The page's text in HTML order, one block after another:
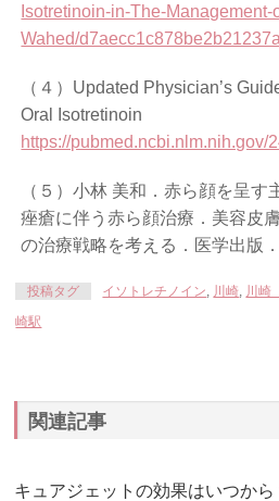
Isotretinoin-in-The-Management-
Wahed/
（４）Updated Physician’s
Oral Isotretinoin
https://pubmed.ncbi.nlm.nih.gov/
（５）小林 美和．赤ら顔を呈
痤瘡に伴う赤ら顔治療．美容
の治療戦略を考える．医学出版
投稿タグ イソトレチノイン 川崎 川
崎駅
関連記事
キュアジェットの効果はいつか